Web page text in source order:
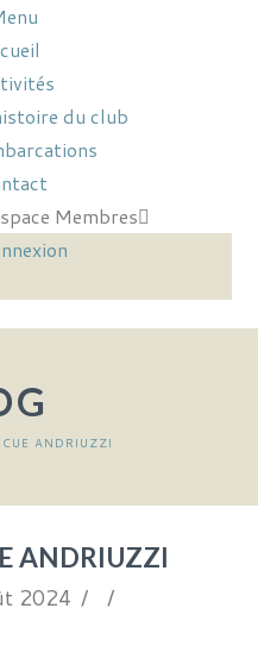
du club
Membres
ANDRIUZZI
ANDRIUZZI
2024